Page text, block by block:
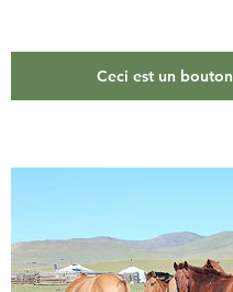
Ceci est un bouton